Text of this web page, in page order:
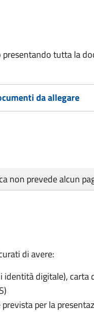
tutta la
da allegare
non prevede alcun
di avere:
identità digitale), carta
per la